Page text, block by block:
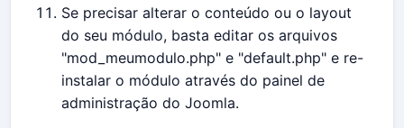
Se precisar alterar o conteúdo ou o layout
do seu módulo, basta editar os arquivos
"mod_meumodulo.php" e "default.php" e re-
instalar o módulo através do painel de
administração do Joomla.